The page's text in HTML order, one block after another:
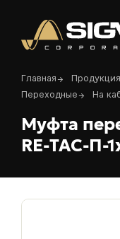
основному
содержанию
Строка
навигации
Главная Продукция
Переходные
На
Муфта
RE-ТАС-П-